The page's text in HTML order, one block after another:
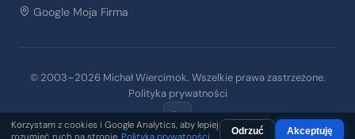
Google Moja Firma
© 2003–2026 Michał Wiercimok. Wszelkie prawa zastrzeżone.
Polityka prywatności
in
Korzystam z cookies i Google Analytics, aby lepiej
Odrzuć Akceptuję